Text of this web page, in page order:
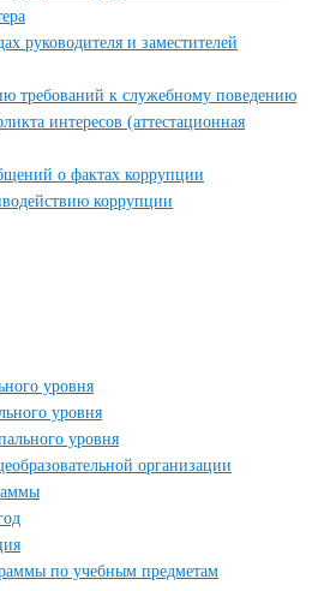
руководителя и заместителей
требований к служебному поведению
интересов (аттестационная
о фактах коррупции
коррупции
уровня
уровня
уровня
организации
по учебным предметам